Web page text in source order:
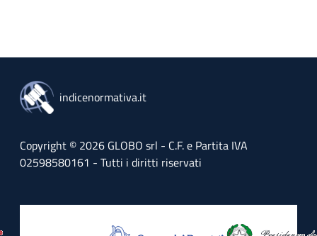
indicenormativa.it
Copyright © 2026 GLOBO srl - C.F. e Partita IVA
02598580161 - Tutti i diritti riservati